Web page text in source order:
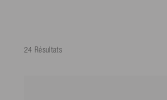
24 Résultats